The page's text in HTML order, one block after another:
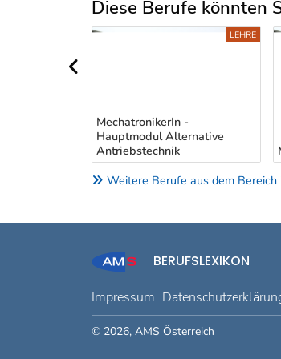
Diese Berufe könnten
Uber weitere Berufsvorschläge
MechatronikerIn -
Hauptmodul Alternative
Antriebstechnik
LEHRE
Weitere Berufe aus dem
BERUFSLEXIKON
Impressum
© 2026, AMS Österreich